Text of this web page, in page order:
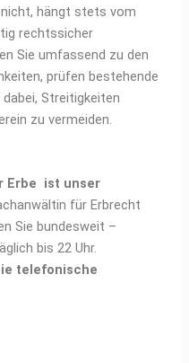
hängt stets vom
rechtssicher
Sie umfassend zu den
prüfen bestehende
Streitigkeiten
zu vermeiden.
Erbe ist unser
für Erbrecht
Sie bundesweit –
bis 22 Uhr.
telefonische